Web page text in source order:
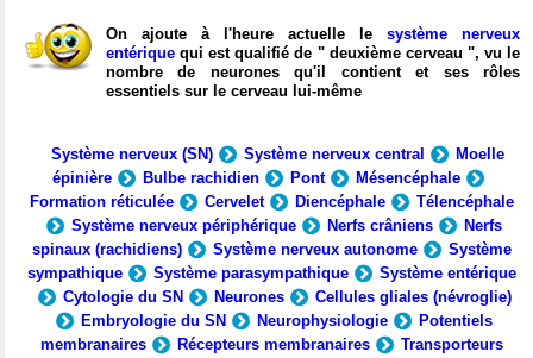
On ajoute à l'heure actuelle le système nerveux
entérique qui est qualifié de " deuxième cerveau ", vu le
nombre de neurones qu'il contient et ses rôles
essentiels sur le cerveau lui-même
Système nerveux (SN) Système nerveux central
Moelle
épinière
Bulbe rachidien Pont
Mésencéphale
Formation réticulée
Cervelet Diencéphale
Télencéphale
Système nerveux périphérique
Nerfs crâniens
Nerfs
spinaux (rachidiens)
Système nerveux autonome
Système
sympathique
Système parasympathique
Système entérique
Cytologie du SN
Neurones
Cellules gliales (névroglie)
Embryologie du SN
Neurophysiologie
Potentiels
membranaires
Récepteurs membranaires
Transporteurs